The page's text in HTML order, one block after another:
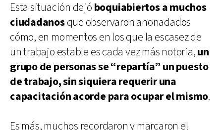
Esta situación dejó boquiabiertos a muchos
ciudadanosque observaron anonadados
cómo, en momentos en los que la escasez de
un trabajo estable es cada vez más notoria,un
grupo de personas se “repartía” un puesto
de trabajo, sin siquiera requerir una
capacitación acorde para ocupar el mismo.
Es más, muchos recordaron y marcaron el